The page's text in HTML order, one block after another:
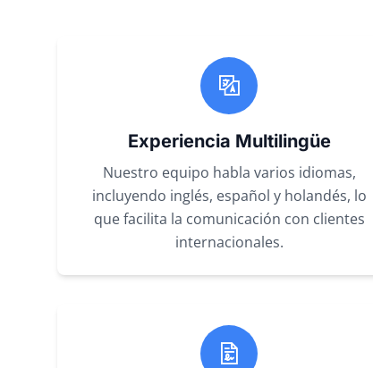
Experiencia Multilingüe
Nuestro equipo habla varios idiomas,
incluyendo inglés, español y holandés, lo
que facilita la comunicación con clientes
internacionales.